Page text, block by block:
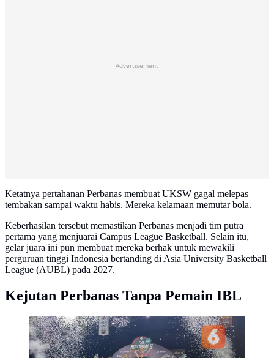
Advertisement
Ketatnya pertahanan Perbanas membuat UKSW gagal melepas
tembakan sampai waktu habis. Mereka kelamaan memutar bola.
Keberhasilan tersebut memastikan Perbanas menjadi tim putra
pertama yang menjuarai Campus League Basketball. Selain itu,
gelar juara ini pun membuat mereka berhak untuk mewakili
perguruan tinggi Indonesia bertanding di Asia University Basketball
League (AUBL) pada 2027.
Kejutan Perbanas Tanpa Pemain IBL
Juara Campus League 2026 Basketball The Nationals,
tim putra Perbanas dan tim putri Universitas Surabaya
(Ubaya). (Bola.com/Benediktus Gerendo Pradigdo)